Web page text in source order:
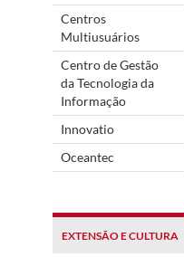
Centros
Multiusuários
Centro de Gestão
da Tecnologia da
Informação
Innovatio
Oceantec
EXTENSÃO E CULTURA